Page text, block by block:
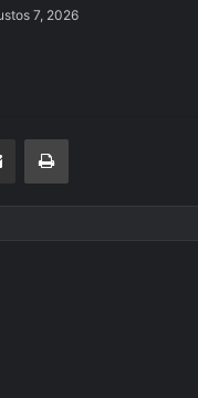
7, 2026
E-Posta ile paylaş Yazdır